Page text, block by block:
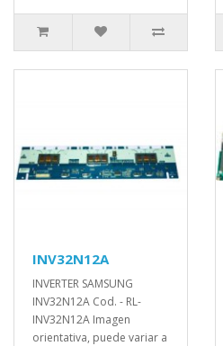
INV32N12A
INVERTER SAMSUNG
INV32N12A Cod. - RL-
INV32N12A Imagen
orientativa, puede variar a